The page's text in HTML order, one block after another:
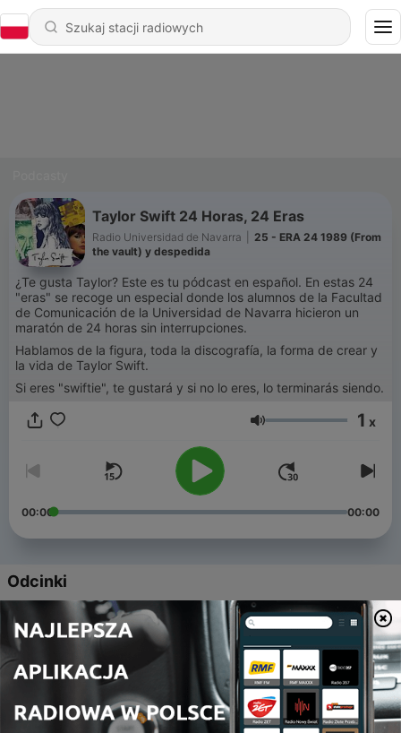
Taylor Swift 24 Horas, 24 Eras
Radio Universidad de Navarra
25 - ERA 24 1989 (From
the vault) y despedida
¿Te gusta Taylor? Este es tu pódcast en español. En estas 24
"eras" se recoge un especial donde los alumnos de la Facultad
de Comunicación de la Universidad de Navarra hicieron un
maratón de 24 horas sin interrupciones.
Hablamos de la figura, toda la discografía, la forma de crear y
la vida de Taylor Swift.
Si eres "swiftie", te gustará y si no lo eres, lo terminarás siendo.
Głośność 1 x
00:00 00:00
Odcinki
25 - ERA 24 1989 (From the vault) y despedida
13 lis 2023
24 ERA 23 1989 (Taylor's Version)
13 lis 2023